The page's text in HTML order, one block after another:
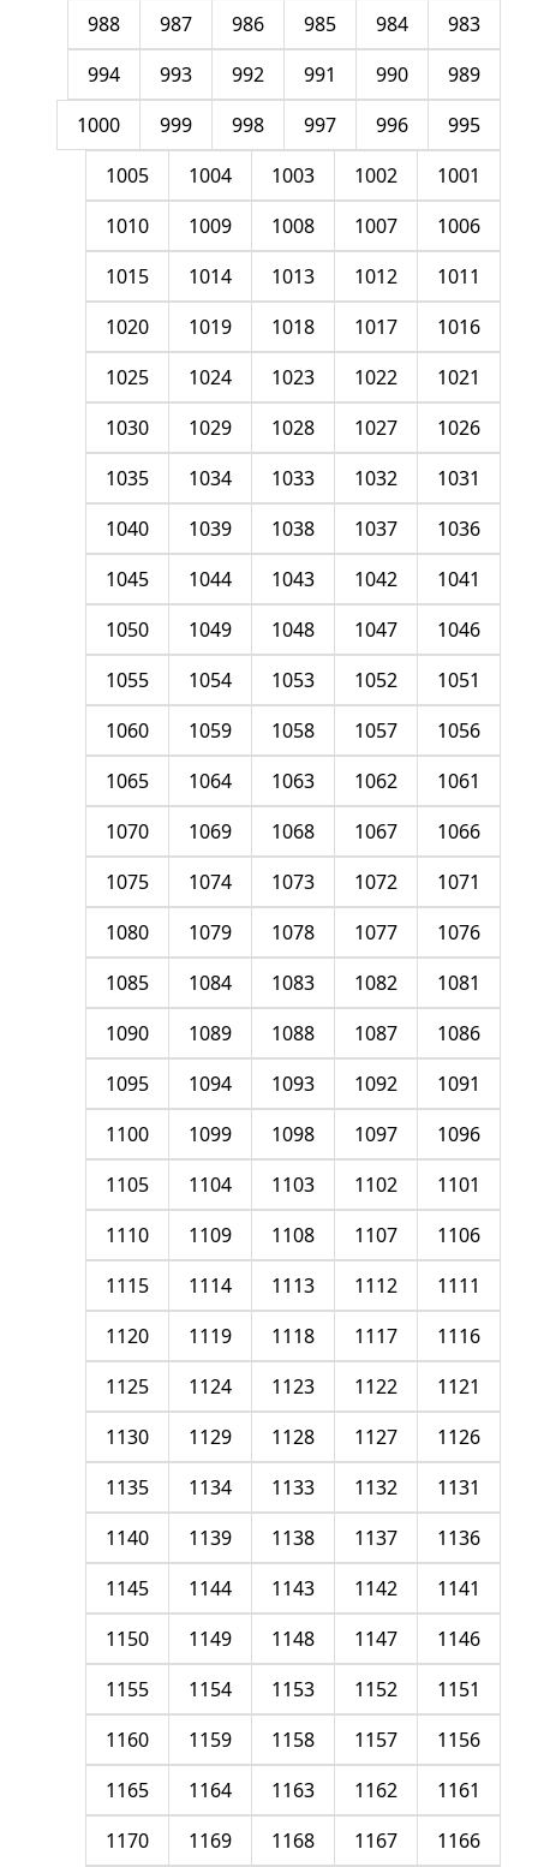
983
984
985
986
987
988
989
990
991
992
993
994
995
996
997
998
999
1000
1001
1002
1003
1004
1005
1006
1007
1008
1009
1010
1011
1012
1013
1014
1015
1016
1017
1018
1019
1020
1021
1022
1023
1024
1025
1026
1027
1028
1029
1030
1031
1032
1033
1034
1035
1036
1037
1038
1039
1040
1041
1042
1043
1044
1045
1046
1047
1048
1049
1050
1051
1052
1053
1054
1055
1056
1057
1058
1059
1060
1061
1062
1063
1064
1065
1066
1067
1068
1069
1070
1071
1072
1073
1074
1075
1076
1077
1078
1079
1080
1081
1082
1083
1084
1085
1086
1087
1088
1089
1090
1091
1092
1093
1094
1095
1096
1097
1098
1099
1100
1101
1102
1103
1104
1105
1106
1107
1108
1109
1110
1111
1112
1113
1114
1115
1116
1117
1118
1119
1120
1121
1122
1123
1124
1125
1126
1127
1128
1129
1130
1131
1132
1133
1134
1135
1136
1137
1138
1139
1140
1141
1142
1143
1144
1145
1146
1147
1148
1149
1150
1151
1152
1153
1154
1155
1156
1157
1158
1159
1160
1161
1162
1163
1164
1165
1166
1167
1168
1169
1170